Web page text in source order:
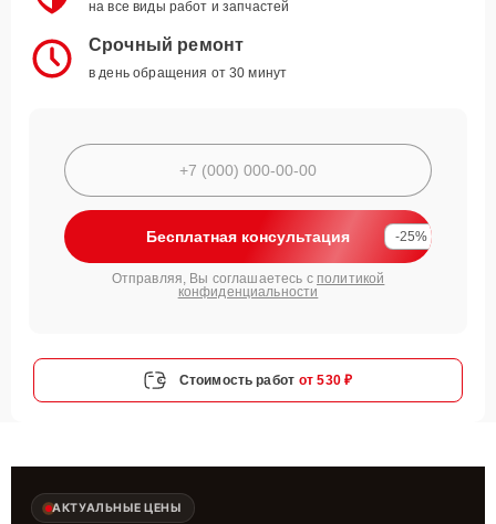
на все виды работ и запчастей
Срочный ремонт
в день обращения от 30 минут
Бесплатная консультация -25%
Отправляя, Вы соглашаетесь с политикой
конфиденциальности
Стоимость работ от 530 ₽
АКТУАЛЬНЫЕ ЦЕНЫ